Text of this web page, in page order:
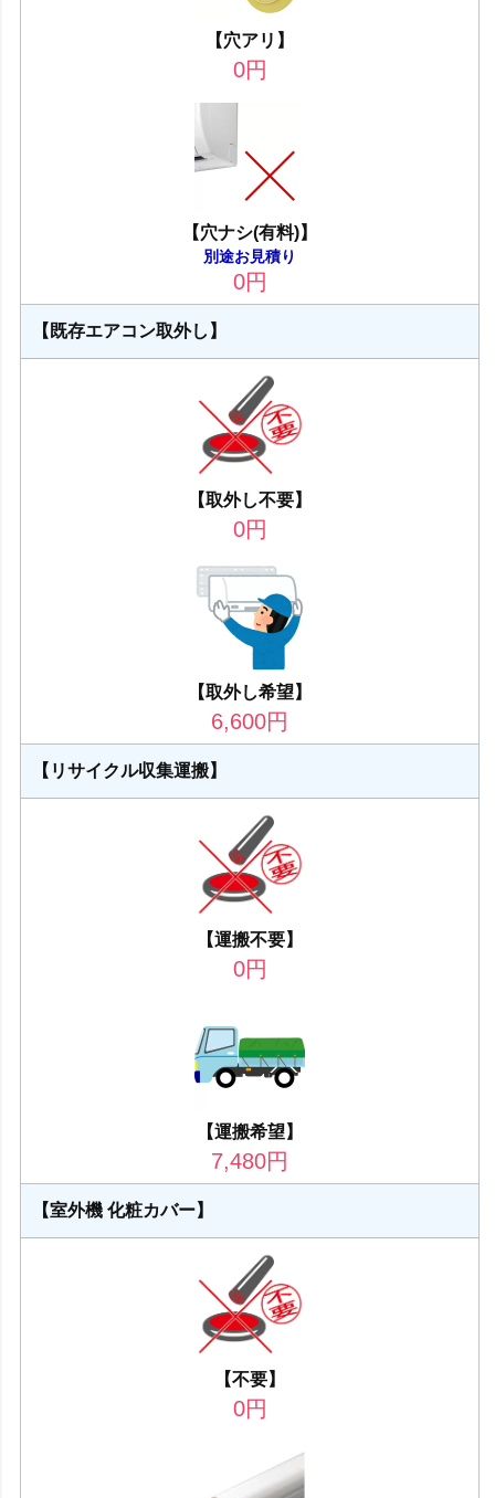
【穴アリ】
0円
【穴ナシ(有料)】
別途お見積り
0円
【既存エアコン取外し】
【取外し不要】
0円
【取外し希望】
6,600円
【リサイクル収集運搬】
【運搬不要】
0円
【運搬希望】
7,480円
【室外機 化粧カバー】
【不要】
0円